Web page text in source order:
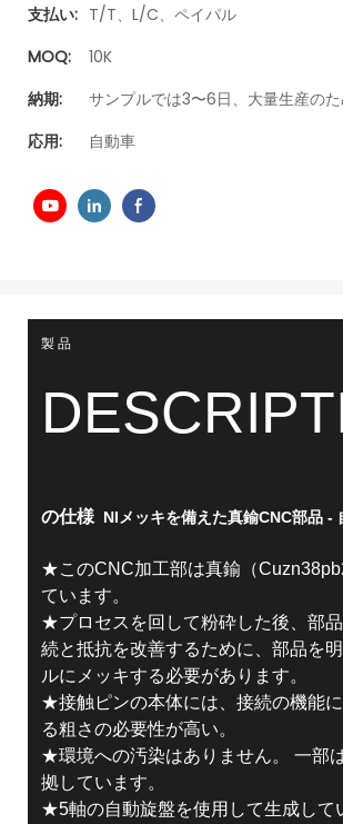
支払い: T/T、L/C、ペイパル
MOQ:
10K
納期:
サンプルでは3〜6日、大量生産のた
応用:
自動車
製品
の仕様 NIメッキを備えた真鍮CNC部品 -
★このCNC加工部は真鍮（
ています。
★プロセスを回して粉砕した後、部
続と抵抗を改善するために、部品を
ルにメッキする必要があります。
★接触ピンの本体には、接続の機能に
る粗さの必要性が高い。
★環境への汚染はありません。 一部
拠しています。
★5軸の自動旋盤を使用して生成して